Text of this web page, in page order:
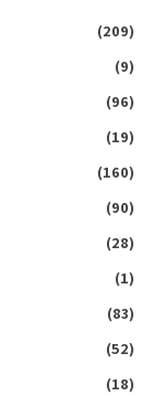
(209)
(9)
(96)
(19)
(160)
(90)
(28)
(1)
(83)
(52)
(18)